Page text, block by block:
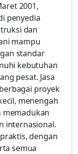
2001,
penyedia
dan
mampu
standar
kebutuhan
pesat. Jasa
proyek
menengah
memadukan
internasional.
dengan
semua